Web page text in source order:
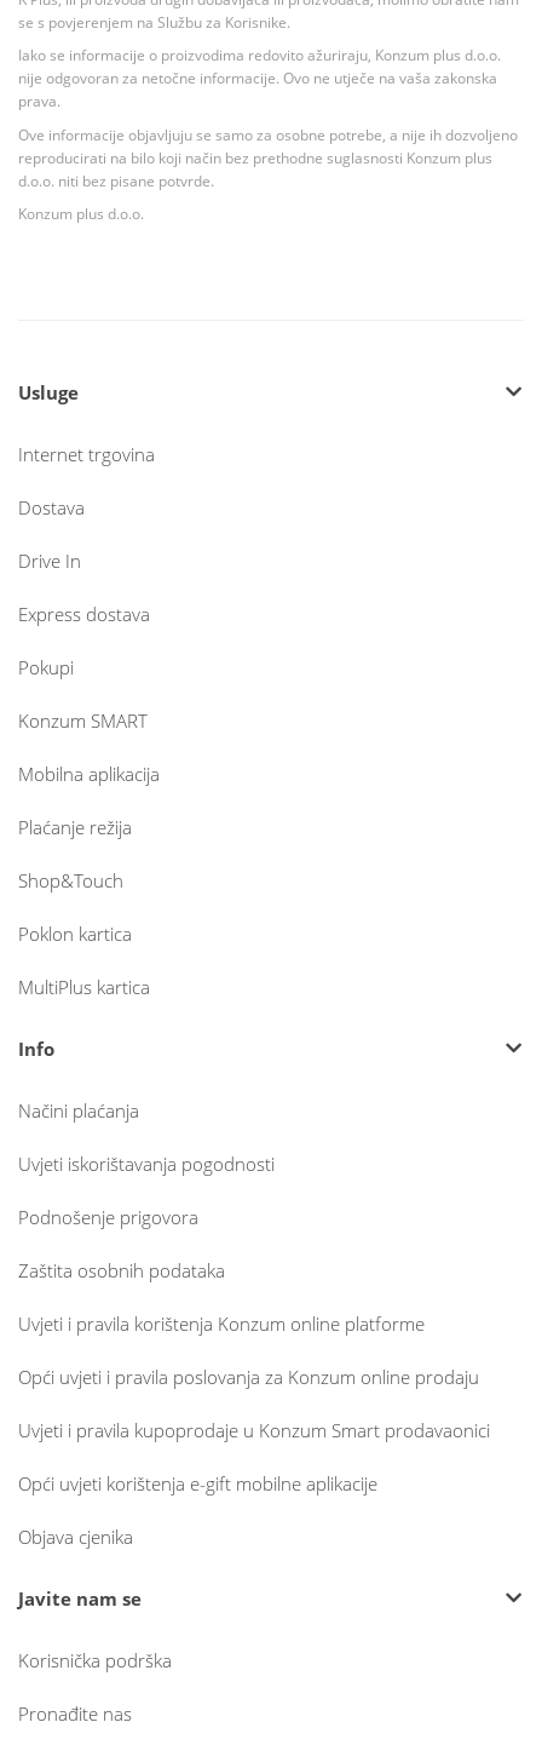
se s povjerenjem na Službu za Korisnike.
Iako se informacije o proizvodima redovito ažuriraju, Konzum plus d.o.o.
nije odgovoran za netočne informacije. Ovo ne utječe na vaša zakonska
prava.
Ove informacije objavljuju se samo za osobne potrebe, a nije ih dozvoljeno
reproducirati na bilo koji način bez prethodne suglasnosti Konzum plus
d.o.o. niti bez pisane potvrde.
Konzum plus d.o.o.
Usluge
Internet trgovina
Dostava
Drive In
Express dostava
Pokupi
Konzum SMART
Mobilna aplikacija
Plaćanje režija
Shop&Touch
Poklon kartica
MultiPlus kartica
Info
Načini plaćanja
Uvjeti iskorištavanja pogodnosti
Podnošenje prigovora
Zaštita osobnih podataka
Uvjeti i pravila korištenja Konzum online platforme
Opći uvjeti i pravila poslovanja za Konzum online prodaju
Uvjeti i pravila kupoprodaje u Konzum Smart prodavaonici
Opći uvjeti korištenja e-gift mobilne aplikacije
Objava cjenika
Javite nam se
Korisnička podrška
Pronađite nas